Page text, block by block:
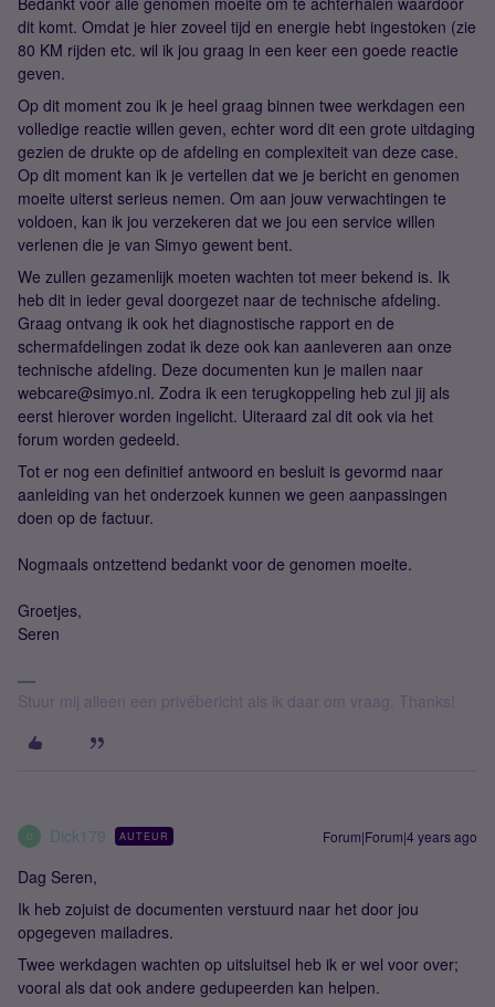
dit komt. Omdat je hier zoveel tijd en energie hebt ingestoken (zie
80 KM rijden etc. wil ik jou graag in een keer een goede reactie
geven.
Op dit moment zou ik je heel graag binnen twee werkdagen een
volledige reactie willen geven, echter word dit een grote uitdaging
gezien de drukte op de afdeling en complexiteit van deze case.
Op dit moment kan ik je vertellen dat we je bericht en genomen
moeite uiterst serieus nemen. Om aan jouw verwachtingen te
voldoen, kan ik jou verzekeren dat we jou een service willen
verlenen die je van Simyo gewent bent.
We zullen gezamenlijk moeten wachten tot meer bekend is. Ik
heb dit in ieder geval doorgezet naar de technische afdeling.
Graag ontvang ik ook het diagnostische rapport en de
schermafdelingen zodat ik deze ook kan aanleveren aan onze
technische afdeling. Deze documenten kun je mailen naar
webcare@simyo.nl. Zodra ik een terugkoppeling heb zul jij als
eerst hierover worden ingelicht. Uiteraard zal dit ook via het
forum worden gedeeld.
Tot er nog een definitief antwoord en besluit is gevormd naar
aanleiding van het onderzoek kunnen we geen aanpassingen
doen op de factuur.
Nogmaals ontzettend bedankt voor de genomen moeite.
Groetjes,
Seren
Stuur mij alleen een privébericht als ik daar om vraag. Thanks!
D Dick179 AUTEUR Forum|Forum|4 years ago
Dag Seren,
Ik heb zojuist de documenten verstuurd naar het door jou
opgegeven mailadres.
Twee werkdagen wachten op uitsluitsel heb ik er wel voor over;
vooral als dat ook andere gedupeerden kan helpen.